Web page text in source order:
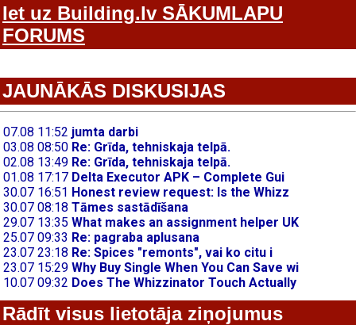
Iet uz Building.lv SĀKUMLAPU
FORUMS
JAUNĀKĀS DISKUSIJAS
Rādīt visus lietotāja ziņojumus